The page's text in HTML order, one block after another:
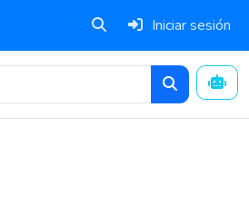
Iniciar sesión